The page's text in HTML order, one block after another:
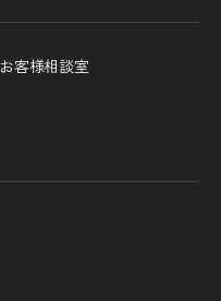
お客様相談室